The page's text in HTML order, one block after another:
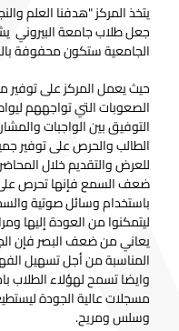
يتخذ المركز "هدفنا العلم
جعل طلاب جامعة البيروني
الجامعية ستكون محفوفة
حيث يعمل المركز على توفير
الصعوبات التي تواجههم
التوفيق بين الواجبات
الطالب والحرص على توفير
للعرض والتقديم خلال
ضعف السمع فإنها تحرص
باستخدام وسائل صوتية
ليتمكنوا من العودة إليها
يعاني من ضعف البصر فإن
المناسبة من أجل تسهيل
وايضا تسمح لهؤلاء الطلاب
مسجلات عالية الجودة
وسلس ومريح.